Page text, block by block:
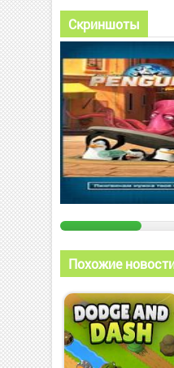
Скриншоты
Похожие